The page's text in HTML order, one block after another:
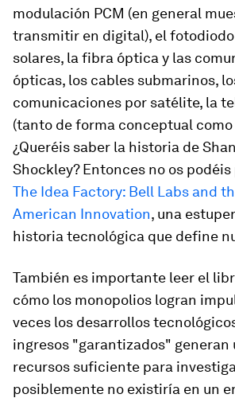
modulación PCM (en general
transmitir en digital), el
solares, la fibra óptica y las
ópticas, los cables submarinos,
comunicaciones por satélite, la
(tanto de forma conceptual
¿Queréis saber la historia de
Shockley? Entonces no os
The Idea Factory: Bell Labs and
American Innovation, una
historia tecnológica que define
También es importante leer el
cómo los monopolios logran
veces los desarrollos
ingresos "garantizados" generan
recursos suficiente para
posiblemente no existiría en un